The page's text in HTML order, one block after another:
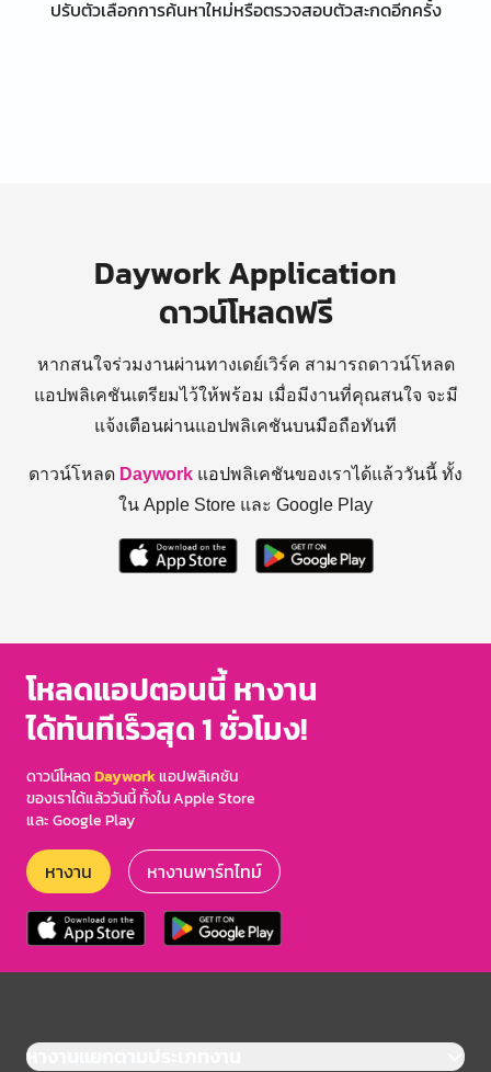
ปรับตัวเลือกการค้นหาใหม่หรือตรวจสอบตัวสะกดอีกครั้ง
Daywork Application
ดาวน์โหลดฟรี
หากสนใจร่วมงานผ่านทางเดย์เวิร์ค สามารถดาวน์โหลด
แอปพลิเคชันเตรียมไว้ให้พร้อม เมื่อมีงานที่คุณสนใจ จะมี
แจ้งเตือนผ่านแอปพลิเคชันบนมือถือทันที
ดาวน์โหลด Daywork แอปพลิเคชันของเราได้แล้ววันนี้ ทั้ง
ใน Apple Store และ Google Play
โหลดแอปตอนนี้ หางาน
ได้ทันทีเร็วสุด 1 ชั่วโมง!
ดาวน์โหลดDayworkแอปพลิเคชัน
ของเราได้แล้ววันนี้ ทั้งใน Apple Store
และ Google Play
หางาน หางานพาร์ทไทม์
หางานแยกตามประเภทงาน